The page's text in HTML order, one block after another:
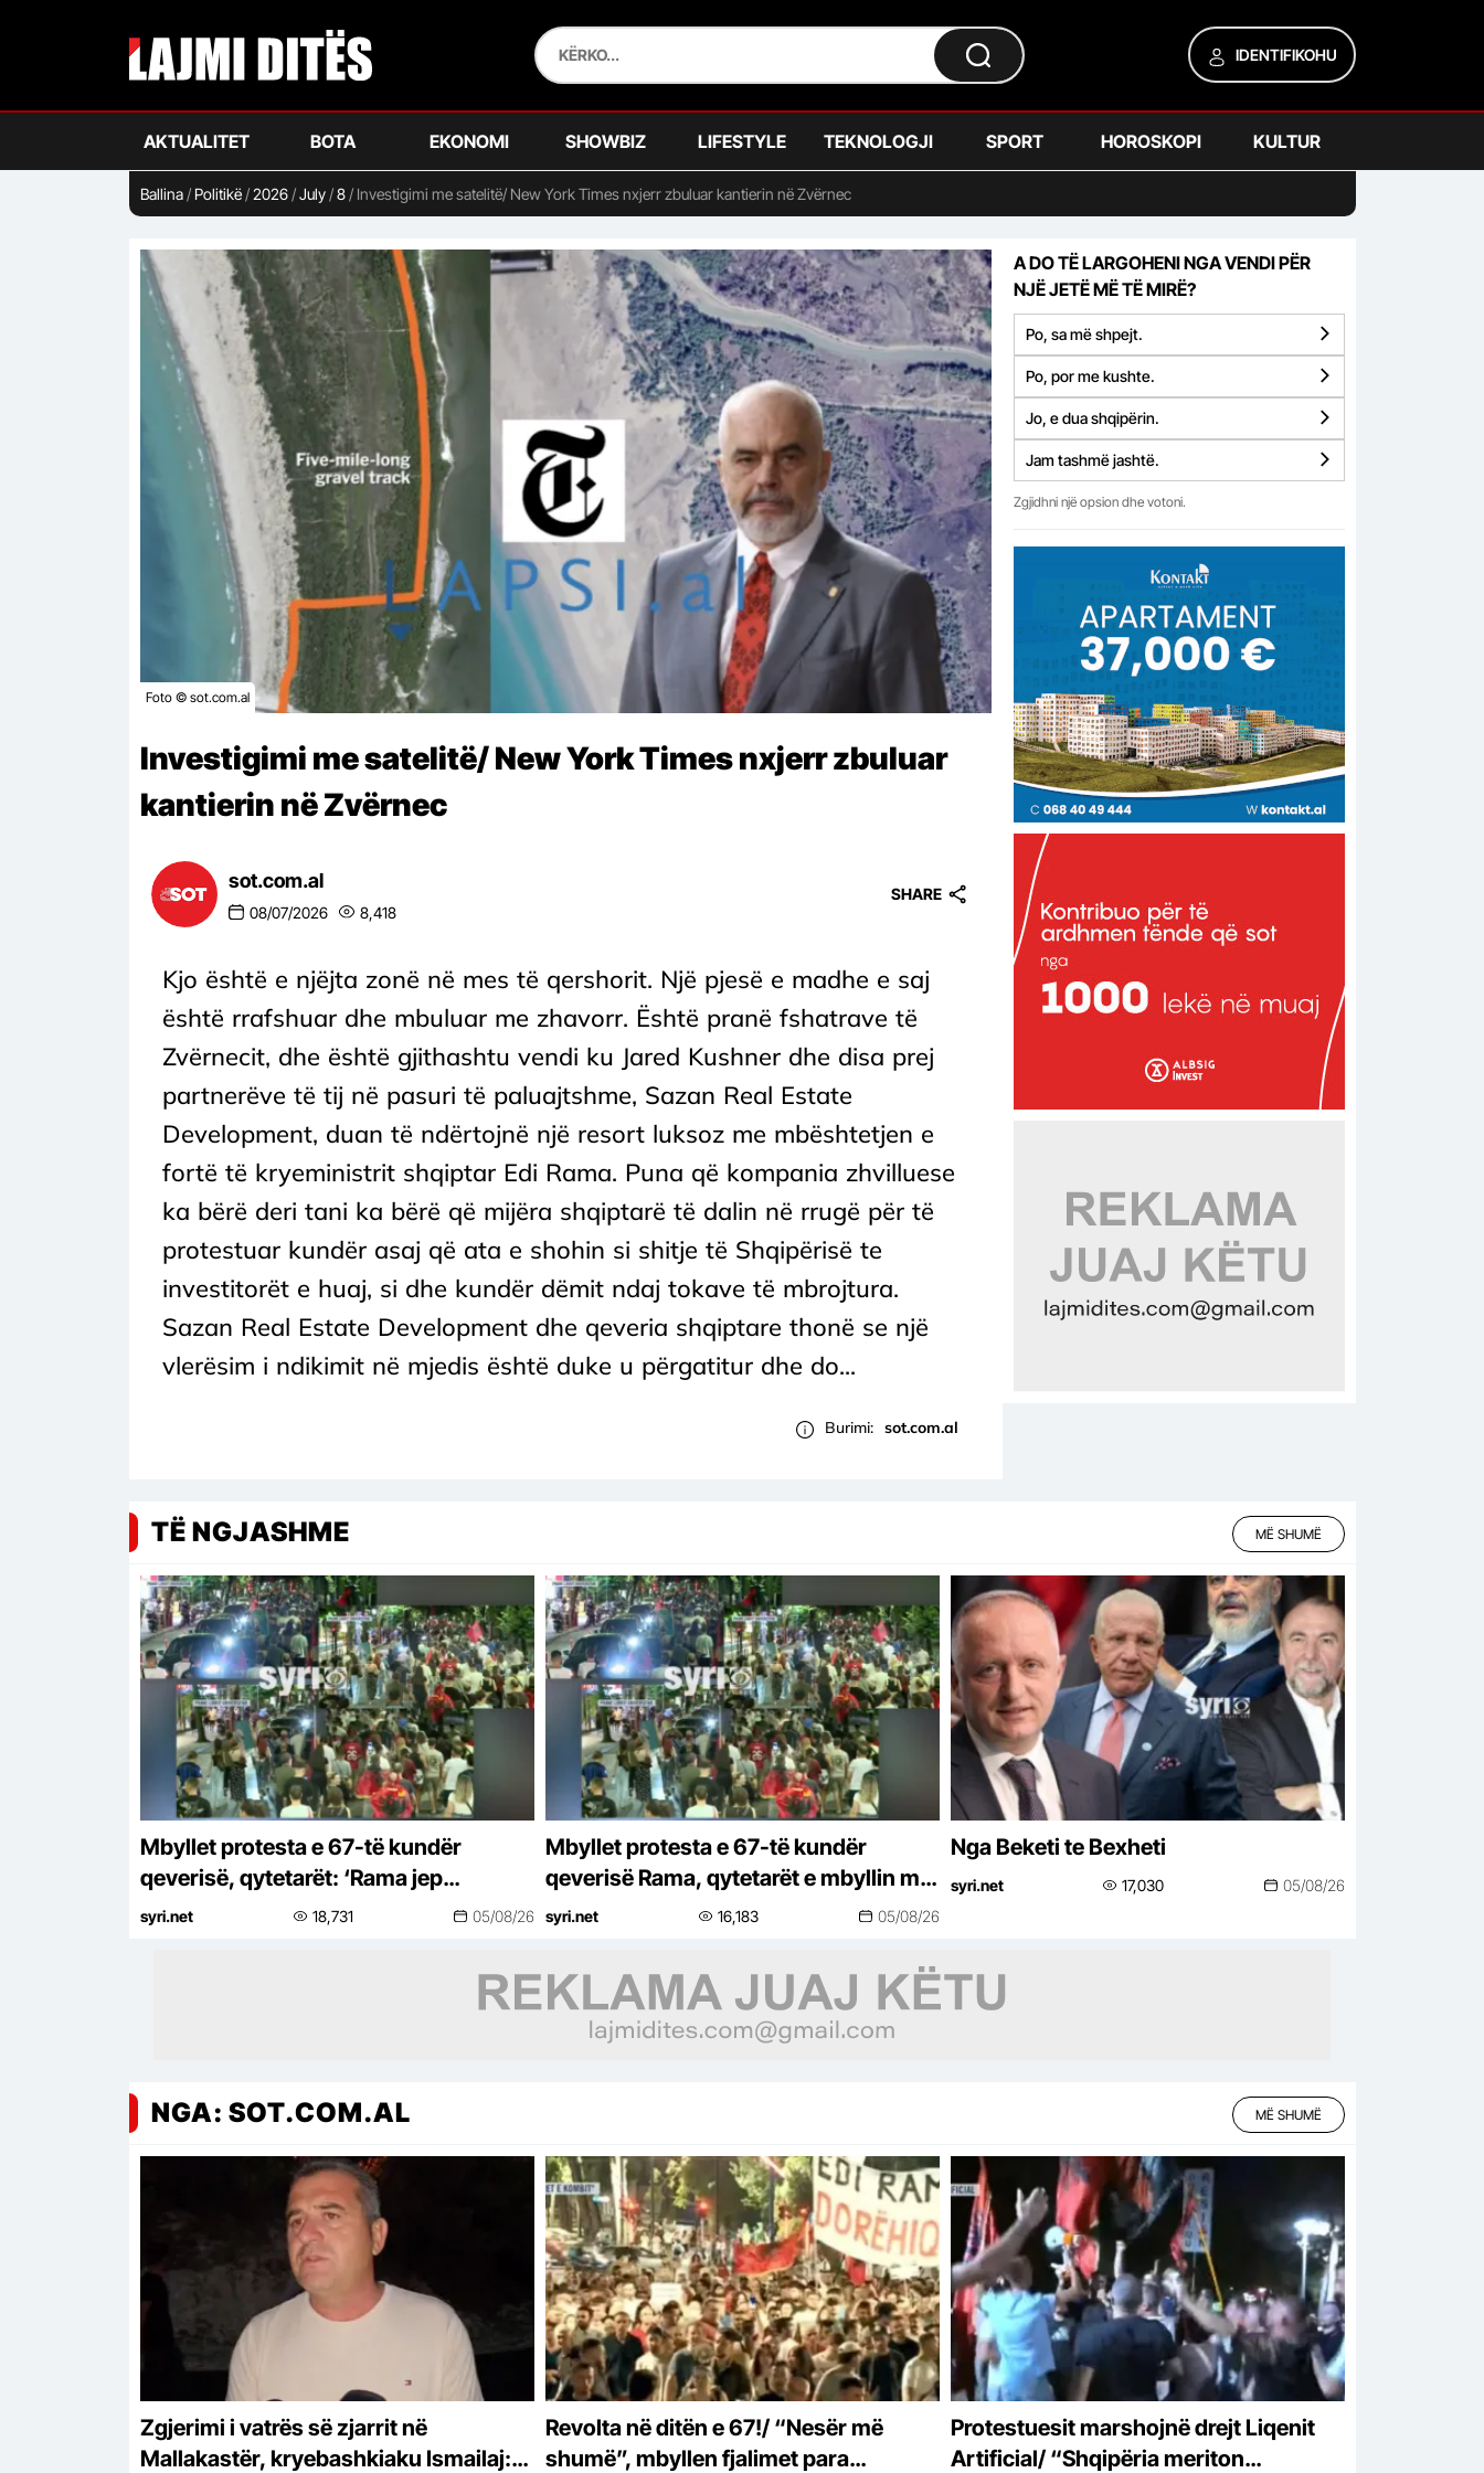
IDENTIFIKOHU
AKTUALITET BOTA EKONOMI SHOWBIZ LIFESTYLE TEKNOLOGJI SPORT HOROSKOPI KULTUR
Ballina/ Politikë/2026/July/8/ Investigimi me satelitë/ New York Times nxjerr zbuluar kantierin në Zvërnec
Foto © sot.com.al
Investigimi me satelitë/ New York Times nxjerr zbuluar
kantierin në Zvërnec
sot.com.al
08/07/2026 8,418
SHARE
Kjo është e njëjta zonë në mes të qershorit. Një pjesë e madhe e saj
është rrafshuar dhe mbuluar me zhavorr. Është pranë fshatrave të
Zvërnecit, dhe është gjithashtu vendi ku Jared Kushner dhe disa prej
partnerëve të tij në pasuri të paluajtshme, Sazan Real Estate
Development, duan të ndërtojnë një resort luksoz me mbështetjen e
fortë të kryeministrit shqiptar Edi Rama. Puna që kompania zhvilluese
ka bërë deri tani ka bërë që mijëra shqiptarë të dalin në rrugë për të
protestuar kundër asaj që ata e shohin si shitje të Shqipërisë te
investitorët e huaj, si dhe kundër dëmit ndaj tokave të mbrojtura.
Sazan Real Estate Development dhe qeveria shqiptare thonë se një
vlerësim i ndikimit në mjedis është duke u përgatitur dhe do...
Burimi: sot.com.al
A DO TË LARGOHENI NGA VENDI PËR
NJË JETË MË TË MIRË?
Po, sa më shpejt.
Po, por me kushte.
Jo, e dua shqipërin.
Jam tashmë jashtë.
Zgjidhni një opsion dhe votoni.
TË NGJASHME MË SHUMË
Mbyllet protesta e 67-të kundër
qeverisë, qytetarët: ‘Rama jep
dorëheqjen’
syri.net 18,731 05/08/26
Mbyllet protesta e 67-të kundër
qeverisë Rama, qytetarët e mbyllin me
thirrjet: ‘Rama jep dorëheqjen’
syri.net 16,183 05/08/26
Nga Beketi te Bexheti
syri.net 17,030 05/08/26
NGA: SOT.COM.AL MË SHUMË
Zgjerimi i vatrës së zjarrit në
Mallakastër, kryebashkiaku Ismailaj:
Revolta në ditën e 67!/ “Nesër më
shumë”, mbyllen fjalimet para
Protestuesit marshojnë drejt Liqenit
Artificial/ “Shqipëria meriton